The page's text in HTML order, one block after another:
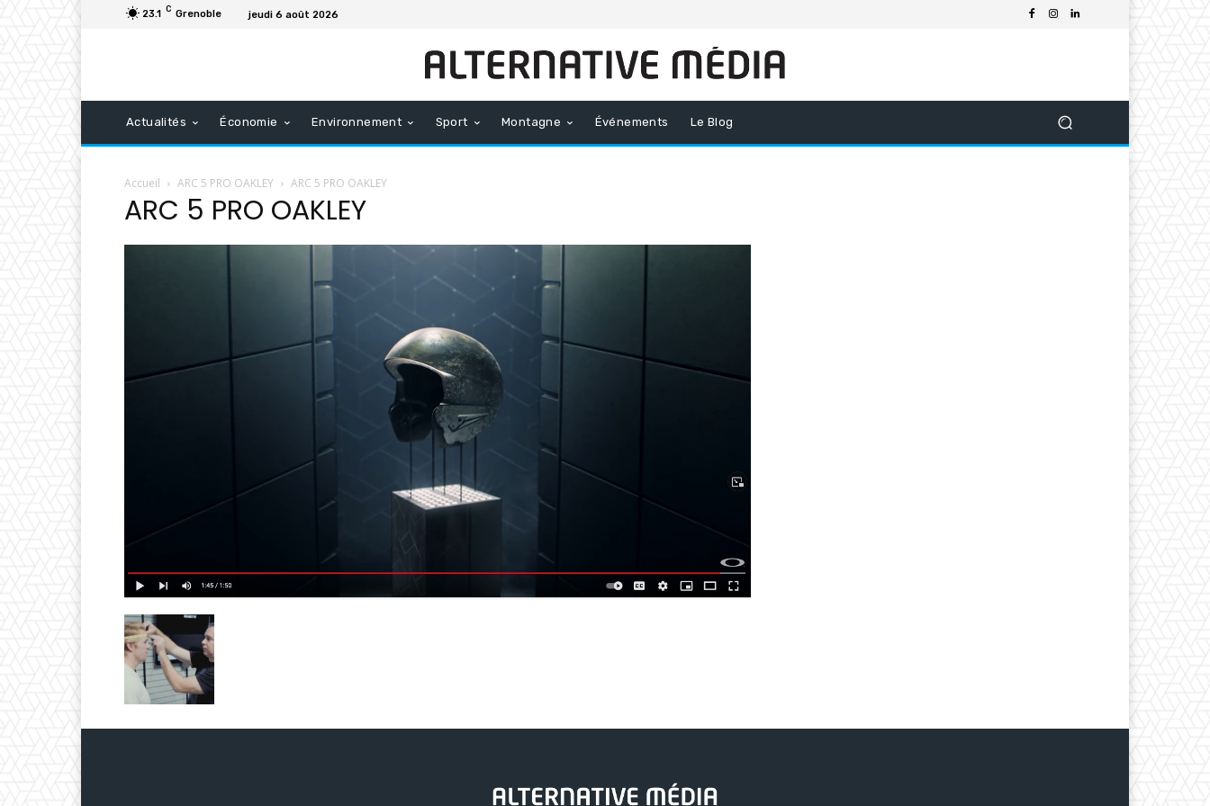
23.1 C Grenoble jeudi 6 août 2026
Actualités Économie Environnement Sport Montagne Événements Le Blog
Accueil ARC 5 PRO OAKLEY ARC 5 PRO OAKLEY
ARC 5 PRO OAKLEY